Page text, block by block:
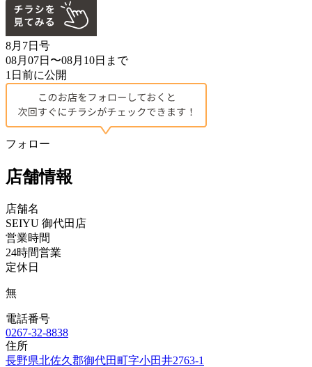
8月7日号
08月07日〜08月10日まで
1日前に公開
フォロー
店舗情報
店舗名
SEIYU 御代田店
営業時間
24時間営業
定休日
無
電話番号
0267-32-8838
住所
長野県北佐久郡御代田町字小田井2763-1